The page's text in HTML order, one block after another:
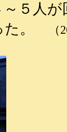
～５人
た。